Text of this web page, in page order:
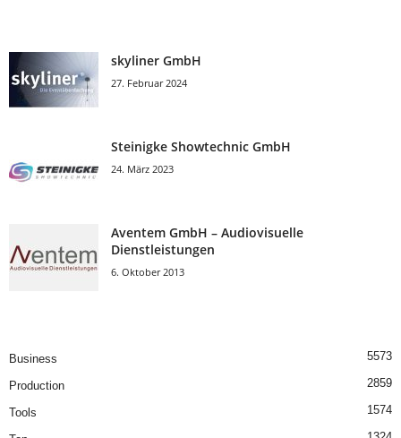
skyliner GmbH
27. Februar 2024
Steinigke Showtechnic GmbH
24. März 2023
Aventem GmbH – Audiovisuelle
Dienstleistungen
6. Oktober 2013
Business 5573
Production 2859
Tools 1574